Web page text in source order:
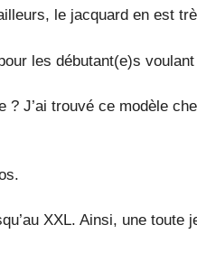
le jacquard en est
les débutant(e)s voulant
? J’ai trouvé ce modèle
XXL. Ainsi, une toute